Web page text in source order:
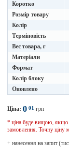
Коротко
Розмір товару
Колір
Терміновість
Вес товара, г
Матеріали
Формат
Колір блоку
Оновлено
Ціна: 0 01 грн
* ціна буде вищою, якщо
замовлення. Точну ціну
+ нанесення на запит